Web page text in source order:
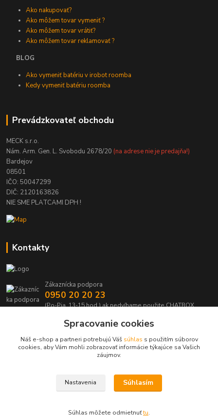
Ako nakupovať?
Ako môžem tovar vymeniť ?
Ako môžem tovar vrátiť?
Ako môžem tovar reklamovať ?
BLOG
Ako vymeniť batériu v irobot roomba
Kedy vymeniť batériu roomba
Prevádzkovateľ obchodu
MECK s.r.o.
Nám. Arm. Gen. L. Svobodu 2678/20 (na adrese nie je predajňa!)
Bardejov
08501
IČO: 50047299
DIČ: 2120163826
NIE SME PLATCAMI DPH !
Kontakty
Zákaznícka podpora
0950 20 20 23
(Po-Pia, 13-15 hod.) ak nedvíhame použite CHATBOX
info@kabelmanie.sk
Upravit sběr cookies.
Spracovanie cookies
Náš e-shop a partneri potrebujú Váš súhlas s použitím súborov
cookies, aby Vám mohli zobrazovať informácie týkajúce sa Vašich
záujmov.
Nastavenia Súhlasím
Súhlas môžete odmietnuťtu.